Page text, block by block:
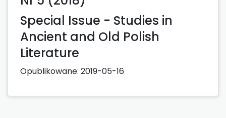
Special Issue - Studies in
Ancient and Old Polish
Literature
Opublikowane: 2019-05-16